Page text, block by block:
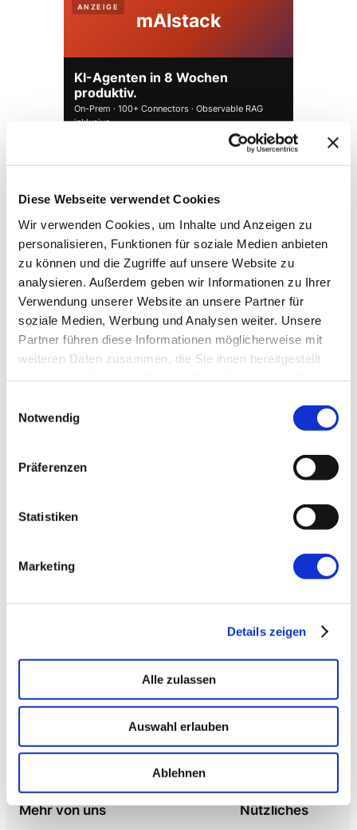
Diese Webseite verwendet Cookies
Wir verwenden Cookies, um Inhalte und Anzeigen zu
personalisieren, Funktionen für soziale Medien anbieten
zu können und die Zugriffe auf unsere Website zu
analysieren. Außerdem geben wir Informationen zu Ihrer
Verwendung unserer Website an unsere Partner für
soziale Medien, Werbung und Analysen weiter. Unsere
Partner führen diese Informationen möglicherweise mit
weiteren Daten zusammen, die Sie ihnen bereitgestellt
Notwendig
Präferenzen
Statistiken
Marketing
Details zeigen
Alle zulassen
Auswahl erlauben
Ablehnen
ANZEIGE
mAIstack
KI-Agenten in 8 Wochen
produktiv.
On-Prem · 100+ Connectors · Observable RAG
inklusive.
mAIstack → FOUNDATION
Einsatzbereit in Wochen, nicht Quartalen
Amicable
Citizen Developer bauen Apps, IT hält die Kontrolle.
Schatten-IT wird zur Plattform
Mehr von uns Nützliches